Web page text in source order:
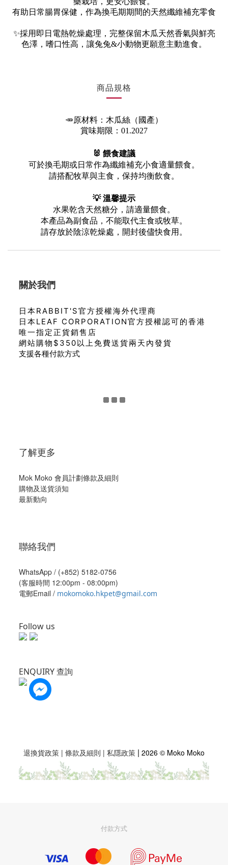
有助日常腸胃保健，作為換毛期期間的天然纖維補充零食
✨採用即日電熱乾燥處理，完整保留木瓜天然香氣與鮮亮
色澤，嗜口性高，讓兔兔&小動物更願意主動進食。
商品規格
🥕原材料：木瓜絲（國產）
賞味期限：01.2027
🐰 餵食建議
可於換毛期或日常作為纖維補充小食適量餵食。
請搭配牧草與主食，保持均衡飲食。
💡 溫馨提示
水果乾含天然糖分，請適量餵食。
本產品為副食品，不能取代主食或牧草。
請存放於陰涼乾燥處，開封後儘快食用。
關於我們
日本RABBIT'S官方授權海外代理商
日本LEAF CORPORATION官方授權認可的香港
唯一指定正貨銷售店
網站購物$350以上免費送貨兩天內發貨
支援各種付款方式
了解更多
Mok Moko 會員計劃條款及細則
購物及送貨須知
最新動向
聯絡我們
WhatsApp / (+852) 5182-0756
(客服時間 12:00pm - 08:00pm)
電郵Email / mokomoko.hkpet@gmail.com
Follow us
ENQUIRY 查詢
退換貨政策 | 條款及細則 | 私隱政策 | 2026 © Moko Moko
付款方式